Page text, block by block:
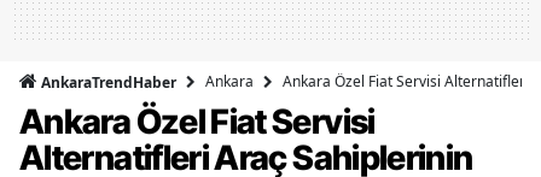
AnkaraTrendHaber Ankara Ankara Özel Fiat Servisi Alternatifleri
Ankara Özel Fiat Servisi
Alternatifleri Araç Sahiplerinin